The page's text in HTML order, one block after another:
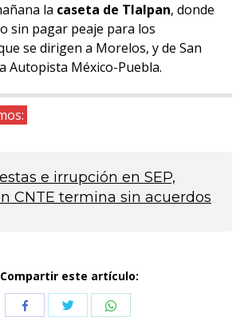
la caseta de Tlalpan, donde
sin pagar peaje para los
se dirigen a Morelos, y de San
Autopista México-Puebla.
e irrupción en SEP,
CNTE termina sin acuerdos
Compartir este artículo:
CompartirCompartirCompartir